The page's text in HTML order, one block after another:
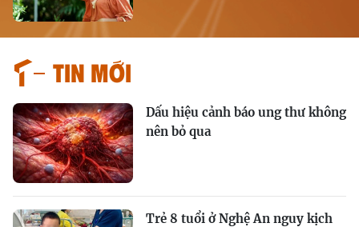
Tin mới
Dấu hiệu cảnh báo ung thư không
nên bỏ qua
Trẻ 8 tuổi ở Nghệ An nguy kịch